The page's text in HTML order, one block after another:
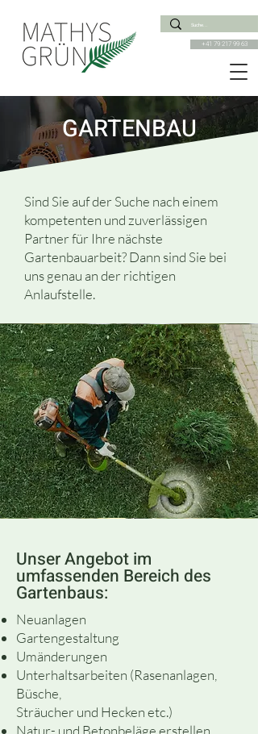
+41 79 217 99 63
GARTENBAU
Sind Sie auf der Suche nach einem
kompetenten und zuverlässigen
Partner für Ihre nächste
Gartenbauarbeit? Dann sind Sie bei
uns genau an der richtigen
Anlaufstelle.
Unser Angebot im
umfassenden Bereich des
Gartenbaus:
Neuanlagen
Gartengestaltung
Umänderungen
Unterhaltsarbeiten (Rasenanlagen,
Büsche,
Sträucher und Hecken etc.)
Natur- und Betonbeläge erstellen